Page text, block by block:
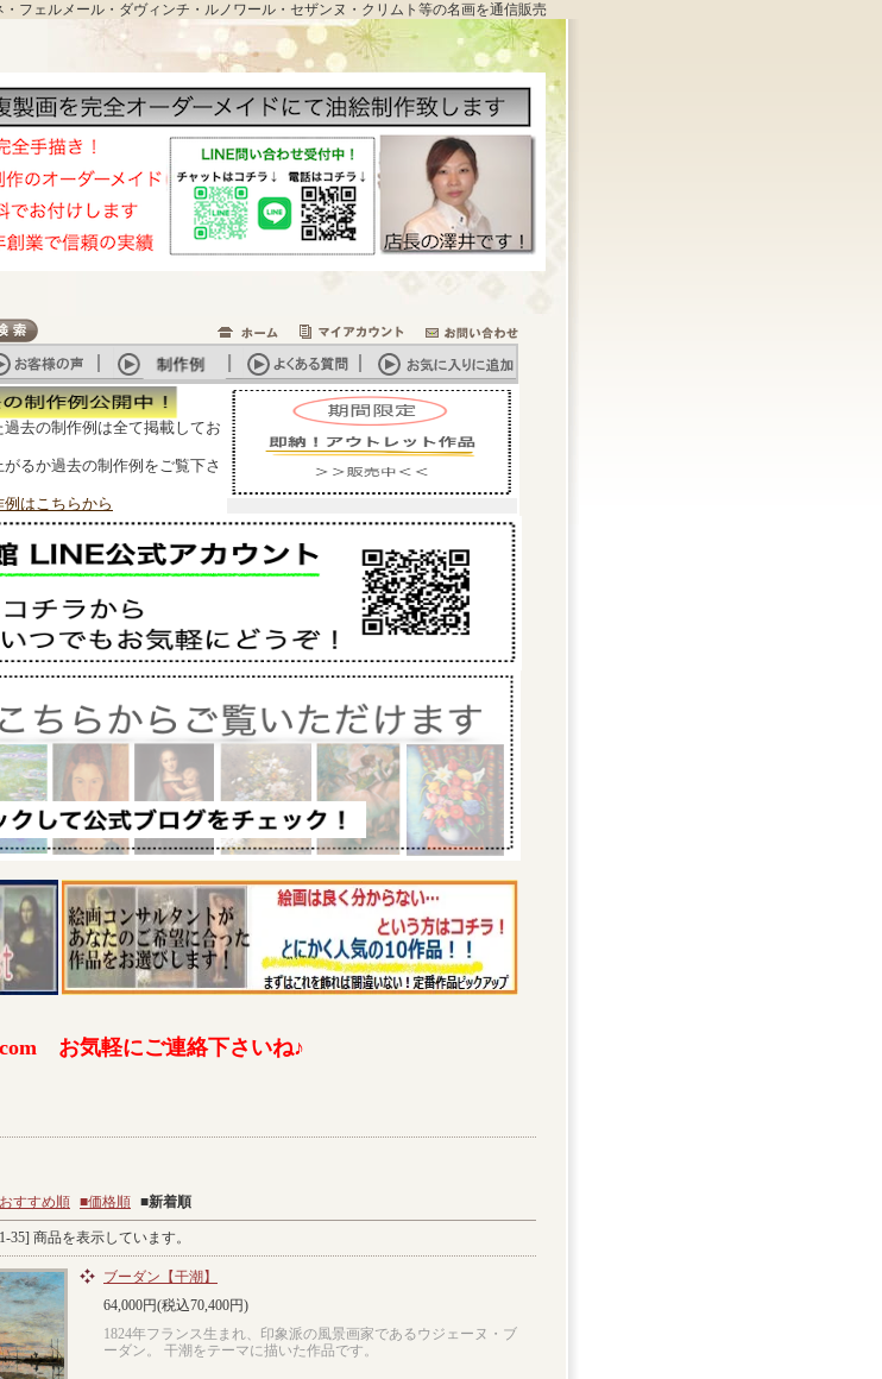
フェルメール・ダヴィンチ・ルノワール・セザンヌ・クリムト等の名画を通信販売
過去の制作例は全て掲載してお
がるか過去の制作例をご覧下さ
はこちらから
お気軽にご連絡下さいね♪
すすめ順 ■価格順 ■新着順
1-35] 商品を表示しています。
ブーダン【干潮】
64,000円(税込70,400円)
1824年フランス生まれ、印象派の風景画家であるウジェーヌ・ブ
ーダン。 干潮をテーマに描いた作品です。